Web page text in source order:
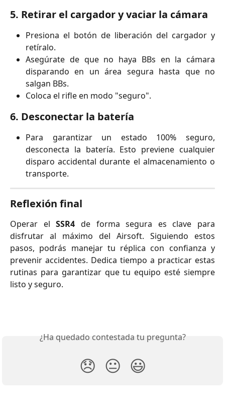
5. Retirar el cargador y vaciar la cámara
Presiona el botón de liberación del cargador y
retíralo.
Asegúrate de que no haya BBs en la cámara
disparando en un área segura hasta que no
salgan BBs.
Coloca el rifle en modo "seguro".
6. Desconectar la batería
Para garantizar un estado 100% seguro,
desconecta la batería. Esto previene cualquier
disparo accidental durante el almacenamiento o
transporte.
Reflexión final
Operar elSSR4 de forma segura es clave para
disfrutar al máximo del Airsoft. Siguiendo estos
pasos, podrás manejar tu réplica con confianza y
prevenir accidentes. Dedica tiempo a practicar estas
rutinas para garantizar que tu equipo esté siempre
listo y seguro.
¿Ha quedado contestada tu pregunta?
😞 😐 😃